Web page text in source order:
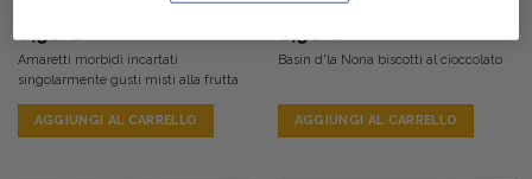
6,90€
Amaretti morbidi incartati
singolarmente gusti misti alla frutta
AGGIUNGI AL CARRELLO
6,90€
Basin d'la Nona biscotti al cioccolato
AGGIUNGI AL CARRELLO